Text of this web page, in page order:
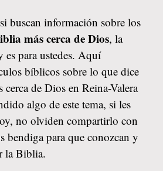
buscan información sobre los
más cerca de Dios, la
para ustedes. Aquí
bíblicos sobre lo que dice
de Dios en Reina-Valera
algo de este tema, si les
no olviden compartirlo con
bendiga para que conozcan y
la Biblia.